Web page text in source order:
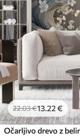
22.03€13 .22 €